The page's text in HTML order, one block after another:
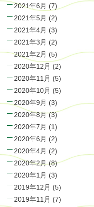
2021年6月 (7)
2021年5月 (2)
2021年4月 (3)
2021年3月 (2)
2021年2月 (5)
2020年12月 (2)
2020年11月 (5)
2020年10月 (5)
2020年9月 (3)
2020年8月(3)
2020年7月 (1)
2020年6月 (2)
2020年4月 (2)
2020年2月(8)
2020年1月 (3)
2019年12月 (5)
2019年11月 (7)